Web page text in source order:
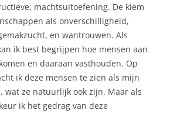
machtsuitoefening. De kiem
als onverschilligheid,
en wantrouwen. Als
ik best begrijpen hoe mensen aan
en daaraan vasthouden. Op
ik deze mensen te zien als mijn
wat ze natuurlijk ook zijn. Maar als
ik het gedrag van deze